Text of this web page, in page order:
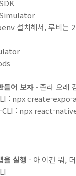
설치해서, 루비는
들어 보자- 졸라 오래
: npx create-
CLI : npx react-
을 실행 - 아 이건 뭐,